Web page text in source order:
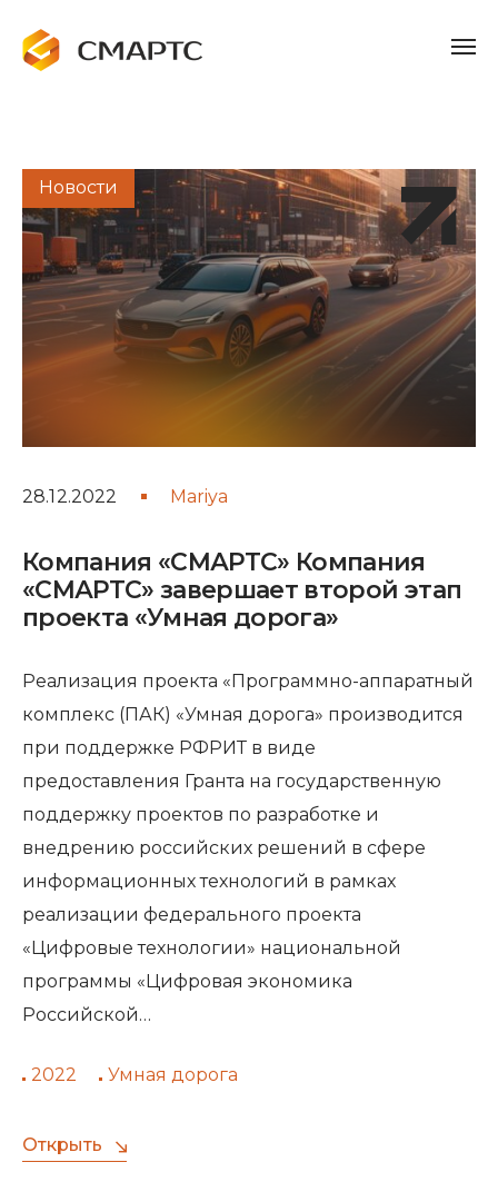
Новости
28.12.2022 Mariya
Компания «СМАРТС» Компания
«СМАРТС» завершает второй этап
проекта «Умная дорога»
Реализация проекта «Программно-аппаратный
комплекс (ПАК) «Умная дорога» производится
при поддержке РФРИТ в виде
предоставления Гранта на государственную
поддержку проектов по разработке и
внедрению российских решений в сфере
информационных технологий в рамках
реализации федерального проекта
«Цифровые технологии» национальной
программы «Цифровая экономика
Российской…
2022 Умная дорога
Открыть